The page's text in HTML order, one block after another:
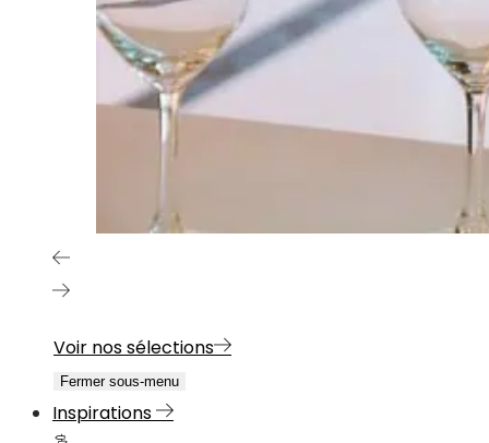
Voir nos sélections
Fermer sous-menu
Inspirations